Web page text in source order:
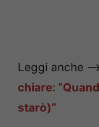
Leggi anche
chiare:
starò)”